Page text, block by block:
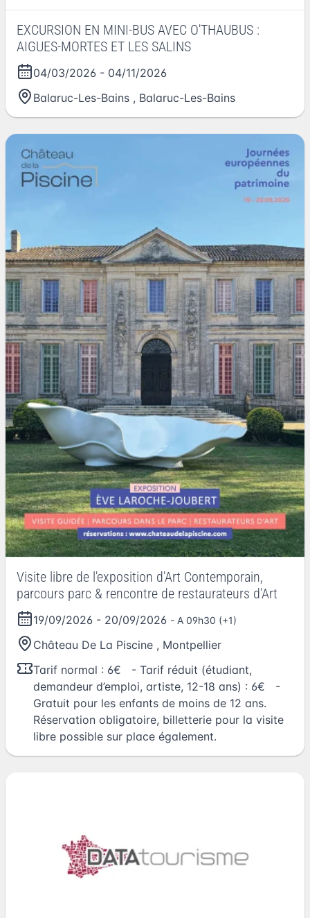
EXCURSION EN MINI-BUS AVEC O'THAUBUS :
AIGUES-MORTES ET LES SALINS
04/03/2026 - 04/11/2026
Balaruc-Les-Bains , Balaruc-Les-Bains
Visite libre de l'exposition d'Art Contemporain,
parcours parc & rencontre de restaurateurs d'Art
19/09/2026 - 20/09/2026 - A 09h30 (+1)
Château De La Piscine , Montpellier
Tarif normal : 6€ - Tarif réduit (étudiant,
demandeur d’emploi, artiste, 12-18 ans) : 6€ -
Gratuit pour les enfants de moins de 12 ans.
Réservation obligatoire, billetterie pour la visite
libre possible sur place également.